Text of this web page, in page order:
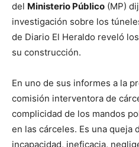
del Ministerio Público (MP)
investigación sobre los
de Diario El Heraldo reveló
su construcción.
En uno de sus informes a la
comisión interventora de
complicidad de los mandos
en las cárceles. Es una queja
incapacidad, ineficacia,